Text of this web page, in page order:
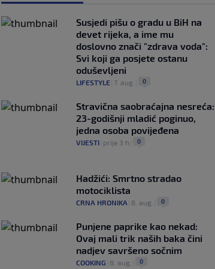
Susjedi pišu o gradu u BiH na
devet rijeka, a ime mu
doslovno znači "zdrava voda":
Svi koji ga posjete ostanu
oduševljeni
LIFESTYLE 7. aug. 0
Stravična saobraćajna nesreća:
23-godišnji mladić poginuo,
jedna osoba povijeđena
VIJESTI prije 3 h 0
Hadžići: Smrtno stradao
motociklista
CRNA HRONIKA 8. aug. 0
Punjene paprike kao nekad:
Ovaj mali trik naših baka čini
nadjev savršeno sočnim
COOKING 8. aug. 0